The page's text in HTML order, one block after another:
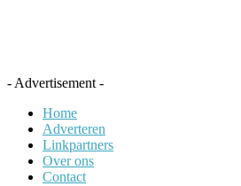
- Advertisement -
Home
Adverteren
Linkpartners
Over ons
Contact